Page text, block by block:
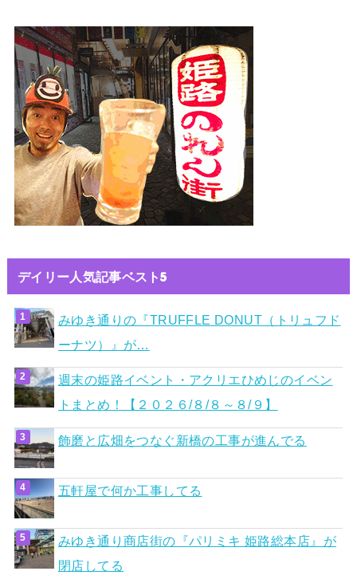
デイリー人気記事ベスト5
みゆき通りの『TRUFFLE DONUT（トリュフド
ーナツ）』が…
週末の姫路イベント・アクリエひめじのイベン
トまとめ！【２０２６/８/８～８/９】
飾磨と広畑をつなぐ新橋の工事が進んでる
五軒屋で何か工事してる
みゆき通り商店街の『パリミキ 姫路総本店』が
閉店してる